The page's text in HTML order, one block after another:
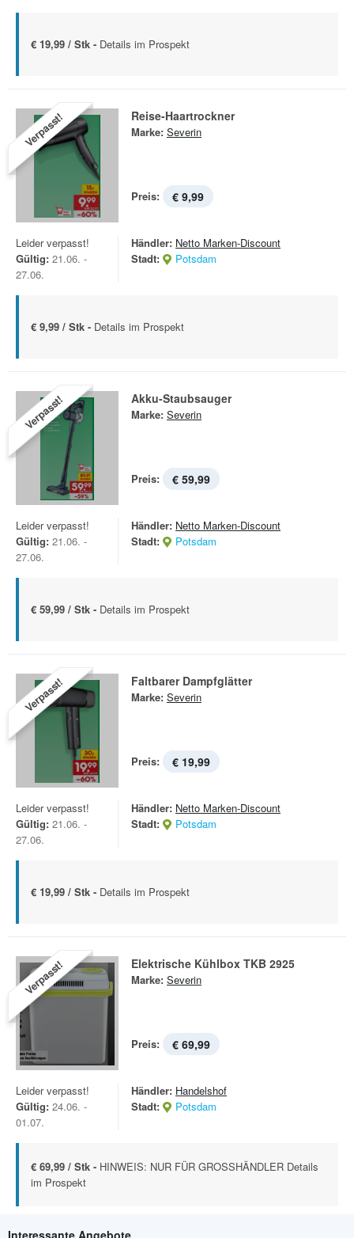
€ 19,99 / Stk - Details im Prospekt
Verpasst! Reise-Haartrockner
Marke: Severin
Preis: € 9,99
Leider verpasst!
Gültig: 21.06. -
27.06.
Händler: Netto Marken-Discount
Stadt:
Potsdam
€ 9,99 / Stk - Details im Prospekt
Verpasst! Akku-Staubsauger
Marke: Severin
Preis: € 59,99
Leider verpasst!
Gültig: 21.06. -
27.06.
Händler: Netto Marken-Discount
Stadt:
Potsdam
€ 59,99 / Stk - Details im Prospekt
Verpasst! Faltbarer Dampfglätter
Marke: Severin
Preis: € 19,99
Leider verpasst!
Gültig: 21.06. -
27.06.
Händler: Netto Marken-Discount
Stadt:
Potsdam
€ 19,99 / Stk - Details im Prospekt
Verpasst! Elektrische Kühlbox TKB 2925
Marke: Severin
Preis: € 69,99
Leider verpasst!
Gültig: 24.06. -
01.07.
Händler: Handelshof
Stadt:
Potsdam
€ 69,99 / Stk - HINWEIS: NUR FÜR GROSSHÄNDLER Details
im Prospekt
Interessante Angebote